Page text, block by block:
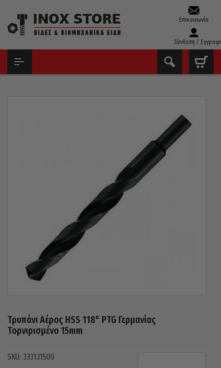
Επικοινωνία
Σύνδεση /
ΤΡΥΠΆΝΙ ΑΈΡΟΣ HSS 118° PTG ΓΕΡΜΑΝΊΑΣ ΤΟΡΝΙΡΙΣΜΈΝΟ 15MM
Τρυπάνι Αέρος HSS 118° PTG Γερμανίας
Τορνιρισμένο 15mm
333131500